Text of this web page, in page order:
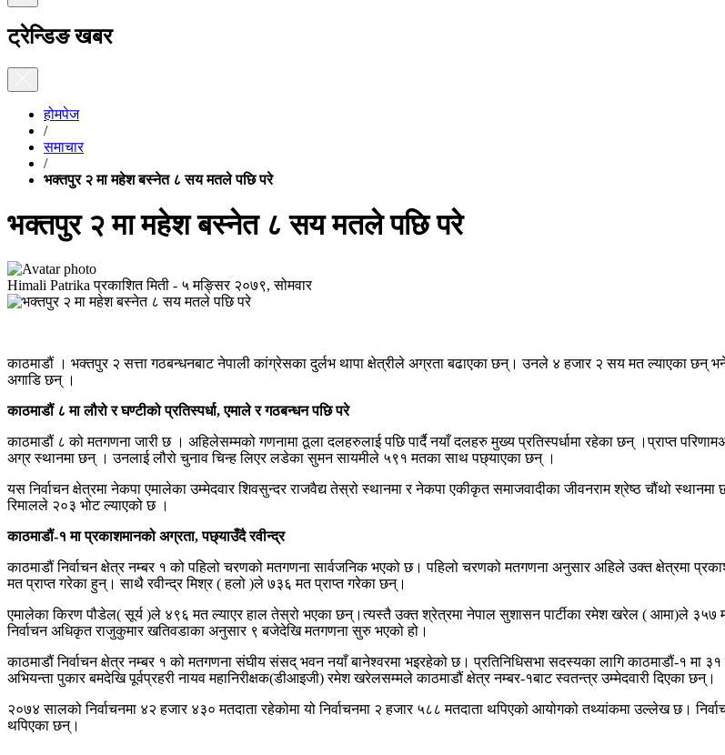
ट्रेन्डिङ खबर
होमपेज
/
समाचार
/
भक्तपुर २ मा महेश बस्नेत ८ सय मतले पछि परे
भक्तपुर २ मा महेश बस्नेत ८ सय मतले पछि परे
Himali Patrika प्रकाशित मिती - ५ मङ्सिर २०७९, सोमवार
काठमाडौं । भक्तपुर २ सत्ता गठबन्धनबाट नेपाली कांग्रेसका दुर्लभ थापा क्षेत्रीले अग्रता बढाएका छन्। उनले ४ हजार २ सय मत ल्याएका
अगाडि छन् ।
काठमाडौं ८ मा लौरो र घण्टीको प्रतिस्पर्धा, एमाले र गठबन्धन पछि परे
काठमाडौं ८ को मतगणना जारी छ । अहिलेसम्मको गणनामा ठूला दलहरुलाई पछि पार्दै नयाँ दलहरु मुख्य प्रतिस्पर्धामा रहेका छन् ।प्राप्त
अग्र स्थानमा छन् । उनलाई लौरो चुनाव चिन्ह लिएर लडेका सुमन सायमीले ५९१ मतका साथ पछ्याएका छन् ।
यस निर्वाचन क्षेत्रमा नेकपा एमालेका उम्मेदवार शिवसुन्दर राजवैद्य तेस्रो स्थानमा र नेकपा एकीकृत समाजवादीका जीवनराम श्रेष्ठ चौंथो
रिमालले २०३ भोट ल्याएको छ ।
काठमाडौं-१ मा प्रकाशमानको अग्रता, पछ्याउँदै रवीन्द्र
काठमाडौं निर्वाचन क्षेत्र नम्बर १ को पहिलो चरणको मतगणना सार्वजनिक भएको छ। पहिलो चरणको मतगणना अनुसार अहिले उक्त क्षेत्रमा
मत प्राप्त गरेका हुन्। साथै रवीन्द्र मिश्र ( हलो )ले ७३६ मत प्राप्त गरेका छन्।
एमालेका किरण पौडेल( सूर्य )ले ४९६ मत ल्याएर हाल तेस्रो भएका छन्।त्यस्तै उक्त श्रेत्रमा नेपाल सुशासन पार्टीका रमेश खरेल ( आमा)ले ३५७
निर्वाचन अधिकृत राजुकुमार खतिवडाका अनुसार ९ बजेदेखि मतगणना सुरु भएको हो।
काठमाडौं निर्वाचन क्षेत्र नम्बर १ को मतगणना संघीय संसद् भवन नयाँ बानेश्वरमा भइरहेको छ। प्रतिनिधिसभा सदस्यका लागि काठमाडौं-१ मा
अभियन्ता पुकार बमदेखि पूर्वप्रहरी नायव महानिरीक्षक(डीआइजी) रमेश खरेलसम्मले काठमाडौं क्षेत्र नम्बर-१बाट स्वतन्त्र उम्मेदवारी दिएका छन्।
२०७४ सालको निर्वाचनमा ४२ हजार ४३० मतदाता रहेकोमा यो निर्वाचनमा २ हजार ५८८ मतदाता थपिएको आयोगको तथ्यांकमा उल्लेख छ।
थपिएका छन्।